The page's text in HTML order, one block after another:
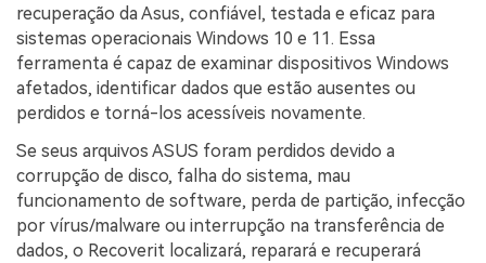
recuperação da Asus, confiável, testada e eficaz para
sistemas operacionais Windows 10 e 11. Essa
ferramenta é capaz de examinar dispositivos Windows
afetados, identificar dados que estão ausentes ou
perdidos e torná-los acessíveis novamente.
Se seus arquivos ASUS foram perdidos devido a
corrupção de disco, falha do sistema, mau
funcionamento de software, perda de partição, infecção
por vírus/malware ou interrupção na transferência de
dados, o Recoverit localizará, reparará e recuperará